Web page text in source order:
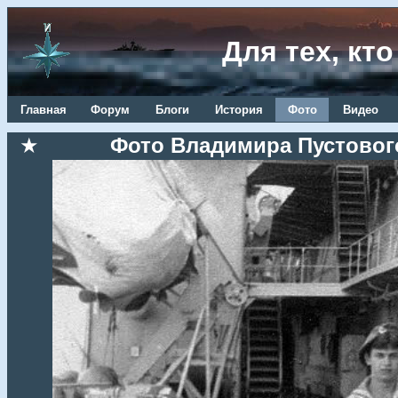
Для тех,
Главная Форум Блоги История Фото Видео
★ Фото Владимира